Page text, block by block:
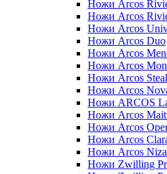
Ножи Arcos
Ножи Arcos
Ножи Arcos
Ножи Arcos Duo
Ножи Arcos
Ножи Arcos
Ножи Arcos
Ножи Arcos
Ножи ARCOS
Ножи Arcos
Ножи Arcos
Ножи Arcos
Ножи Arcos Niza
Ножи Zwilling